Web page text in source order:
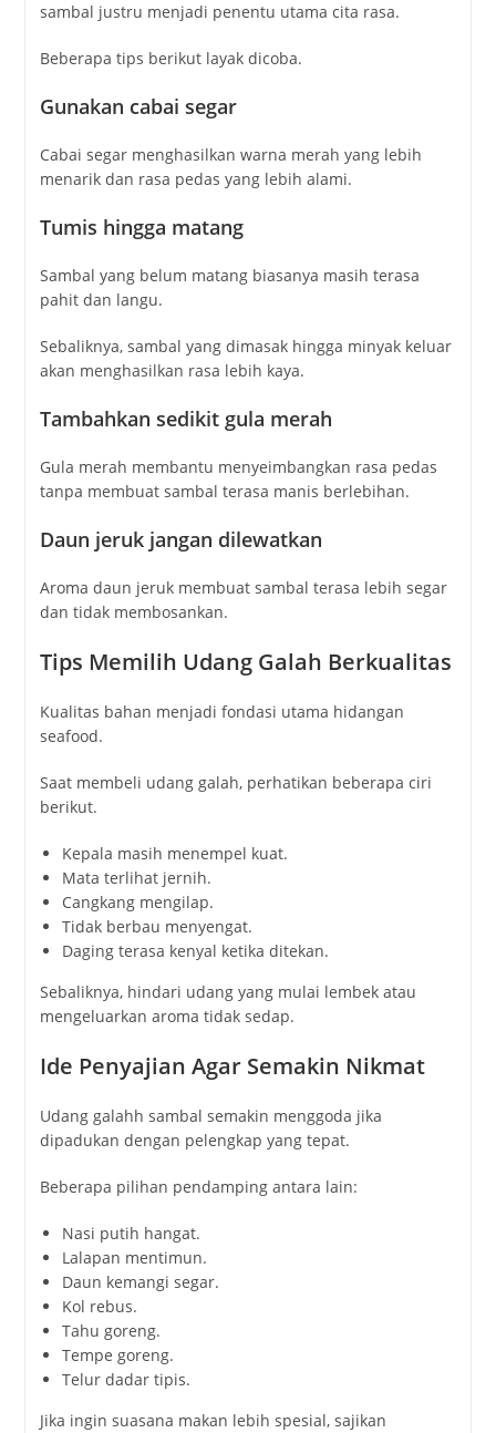
sambal justru menjadi penentu utama cita rasa.
Beberapa tips berikut layak dicoba.
Gunakan cabai segar
Cabai segar menghasilkan warna merah yang lebih
menarik dan rasa pedas yang lebih alami.
Tumis hingga matang
Sambal yang belum matang biasanya masih terasa
pahit dan langu.
Sebaliknya, sambal yang dimasak hingga minyak keluar
akan menghasilkan rasa lebih kaya.
Tambahkan sedikit gula merah
Gula merah membantu menyeimbangkan rasa pedas
tanpa membuat sambal terasa manis berlebihan.
Daun jeruk jangan dilewatkan
Aroma daun jeruk membuat sambal terasa lebih segar
dan tidak membosankan.
Tips Memilih Udang Galah Berkualitas
Kualitas bahan menjadi fondasi utama hidangan
seafood.
Saat membeli udang galah, perhatikan beberapa ciri
berikut.
Kepala masih menempel kuat.
Mata terlihat jernih.
Cangkang mengilap.
Tidak berbau menyengat.
Daging terasa kenyal ketika ditekan.
Sebaliknya, hindari udang yang mulai lembek atau
mengeluarkan aroma tidak sedap.
Ide Penyajian Agar Semakin Nikmat
Udang galahh sambal semakin menggoda jika
dipadukan dengan pelengkap yang tepat.
Beberapa pilihan pendamping antara lain:
Nasi putih hangat.
Lalapan mentimun.
Daun kemangi segar.
Kol rebus.
Tahu goreng.
Tempe goreng.
Telur dadar tipis.
Jika ingin suasana makan lebih spesial, sajikan